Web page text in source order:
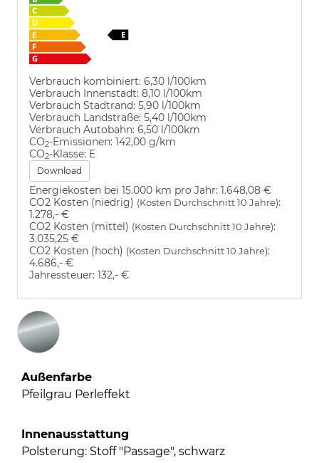
Verbrauch kombiniert: 6,30 l/100km
Verbrauch Innenstadt: 8,10 l/100km
Verbrauch Stadtrand: 5,90 l/100km
Verbrauch Landstraße: 5,40 l/100km
Verbrauch Autobahn: 6,50 l/100km
CO2-Emissionen: 142,00 g/km
CO2-Klasse: E
Download
Energiekosten bei 15.000 km pro Jahr: 1.648,08 €
CO2 Kosten (niedrig) (Kosten Durchschnitt 10 Jahre):
1.278,- €
CO2 Kosten (mittel) (Kosten Durchschnitt 10 Jahre):
3.035,25 €
CO2 Kosten (hoch) (Kosten Durchschnitt 10 Jahre):
4.686,- €
Jahressteuer: 132,- €
Außenfarbe
Pfeilgrau Perleffekt
Innenausstattung
Polsterung: Stoff "Passage", schwarz